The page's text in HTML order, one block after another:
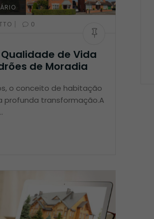
| 0
de Vida
de Moradia
o conceito de habitação
profunda transformação.A